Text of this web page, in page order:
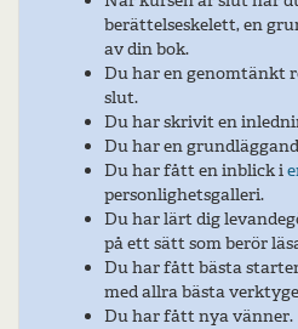
berättelseskelett, en
av din bok.
Du har en genomtänkt
slut.
Du har skrivit en
Du har en
Du har fått en inblick i
personlighetsgalleri.
Du har lärt dig
på ett sätt som berör
Du har fått bästa
med allra bästa
Du har fått nya vänner.